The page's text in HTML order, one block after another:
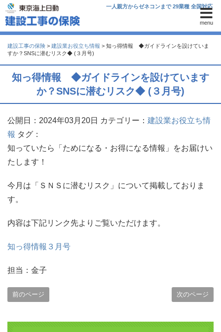
menu
一人親方からゼネコンまで 29業種 全国対応
建設工事の保険 > 建設業お役立ち情報 > 知っ得情報 ◆ガイドラインを設けていま
すか？SNSに潜むリスク◆ (３月号)
知っ得情報 ◆ガイドラインを設けています
か？SNSに潜むリスク◆ (３月号)
公開日：2024年03月20日 カテゴリー： 建設業お役立ち情
報 タグ：
知っていたら「ためになる・お得になる情報」をお届けい
たします！
今月は「ＳＮＳに潜むリスク」について掲載しておりま
す。
内容は下記リンク先よりご覧いただけます。
知っ得情報３月号
担当：金子
前のページ 次のページ